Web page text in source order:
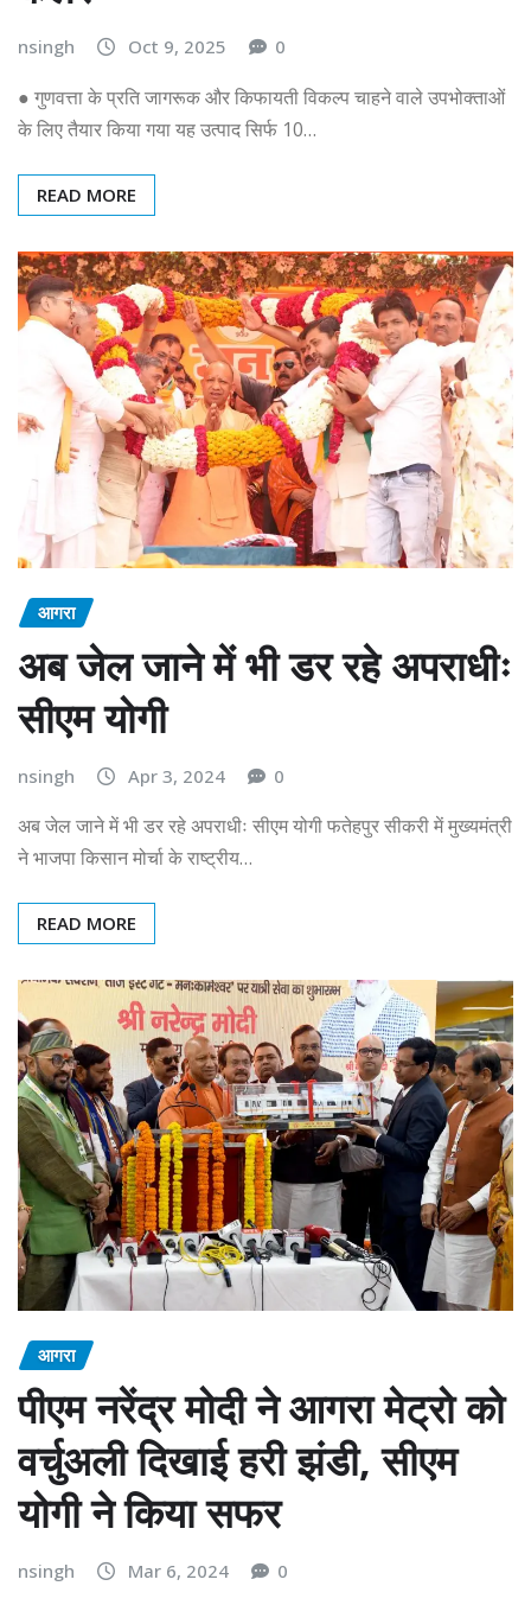
nsingh Oct 9, 2025 0
● गुणवत्ता के प्रति जागरूक और किफायती विकल्प चाहने वाले उपभोक्ताओं
के लिए तैयार किया गया यह उत्पाद सिर्फ 10…
READ MORE
आगरा
अब जेल जाने में भी डर रहे अपराधीः
सीएम योगी
nsingh Apr 3, 2024 0
अब जेल जाने में भी डर रहे अपराधीः सीएम योगी फतेहपुर सीकरी में मुख्यमंत्री
ने भाजपा किसान मोर्चा के राष्ट्रीय…
READ MORE
आगरा
पीएम नरेंद्र मोदी ने आगरा मेट्रो को
वर्चुअली दिखाई हरी झंडी, सीएम
योगी ने किया सफर
nsingh Mar 6, 2024 0